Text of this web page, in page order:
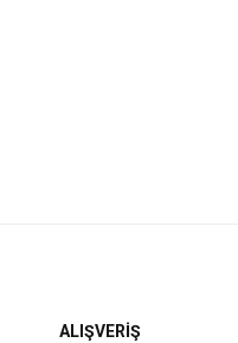
ALIŞVERİŞ